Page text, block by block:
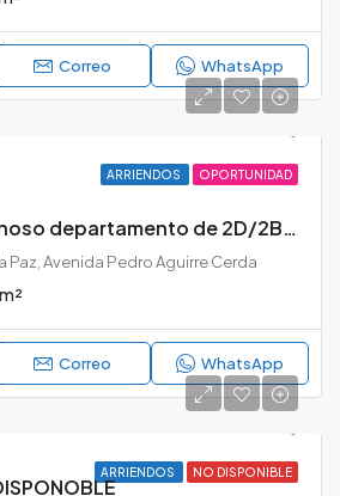
Correo WhatsApp
ARRIENDOS OPORTUNIDAD
Se arrienda luminoso departamento de 2D/2B en Condominio Parque Millaray, San Pedro de la Paz
Paz, Avenida Pedro Aguirre Cerda
m²
Correo WhatsApp
ARRIENDOS NO DISPONIBLE